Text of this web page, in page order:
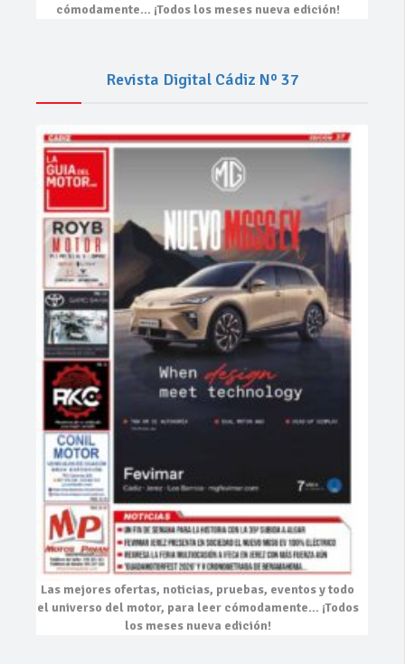
cómodamente… ¡Todos los meses nueva edición!
Revista Digital Cádiz Nº 37
Las mejores ofertas, noticias, pruebas, eventosy todo
el universo del motor, para leer cómodamente… ¡Todos
los meses nueva edición!